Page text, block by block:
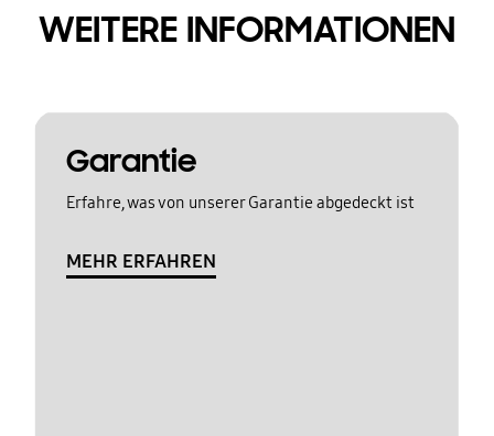
WEITERE INFORMATIONEN
Garantie
Erfahre, was von unserer Garantie abgedeckt ist
MEHR ERFAHREN